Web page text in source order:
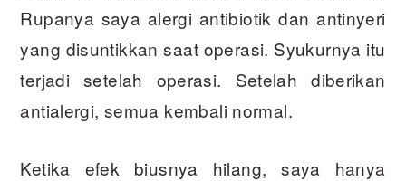
Rupanya saya alergi antibiotik dan antinyeri
yang disuntikkan saat operasi. Syukurnya itu
terjadi setelah operasi. Setelah diberikan
antialergi, semua kembali normal.
Ketika efek biusnya hilang, saya hanya